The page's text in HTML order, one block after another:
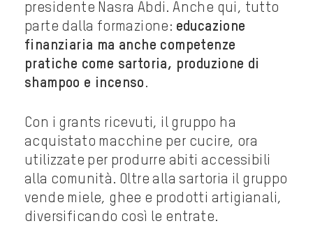
presidente Nasra Abdi. Anche qui, tutto
parte dalla formazione: educazione
finanziaria ma anche competenze
pratiche come sartoria, produzione di
shampoo e incenso .
Con i grants ricevuti, il gruppo ha
acquistato macchine per cucire, ora
utilizzate per produrre abiti accessibili
alla comunità. Oltre alla sartoria il gruppo
vende miele, ghee e prodotti artigianali,
diversificando così le entrate.